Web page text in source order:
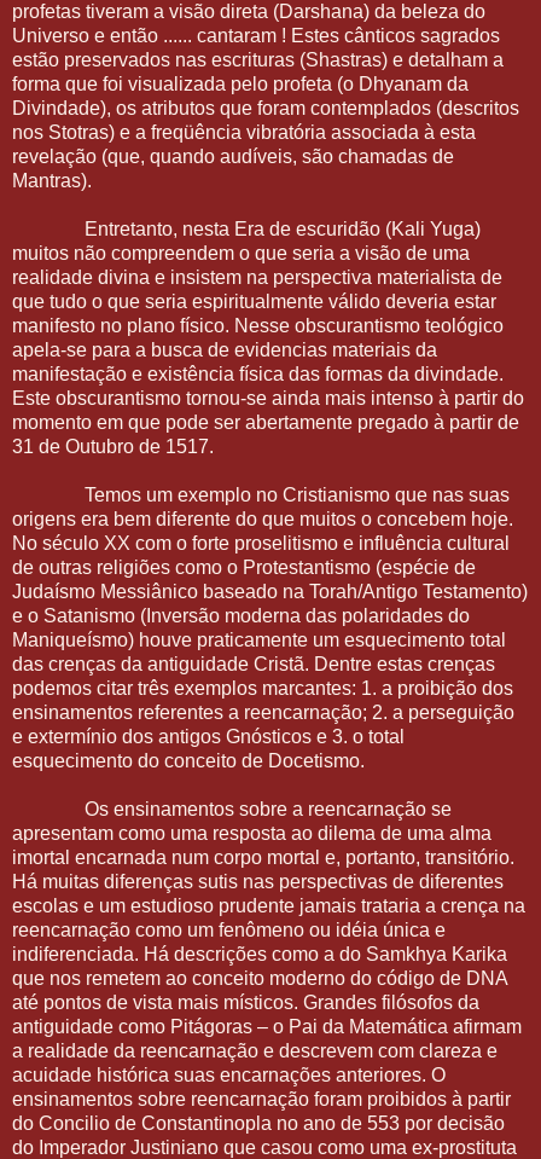
profetas tiveram a visão direta (Darshana) da beleza do
Universo e então ...... cantaram ! Estes cânticos sagrados
estão preservados nas escrituras (Shastras) e detalham a
forma que foi visualizada pelo profeta (o Dhyanam da
Divindade), os atributos que foram contemplados (descritos
nos Stotras) e a freqüência vibratória associada à esta
revelação (que, quando audíveis, são chamadas de
Mantras).
Entretanto, nesta Era de escuridão (Kali Yuga)
muitos não compreendem o que seria a visão de uma
realidade divina e insistem na perspectiva materialista de
que tudo o que seria espiritualmente válido deveria estar
manifesto no plano físico. Nesse obscurantismo teológico
apela-se para a busca de evidencias materiais da
manifestação e existência física das formas da divindade.
Este obscurantismo tornou-se ainda mais intenso à partir do
momento em que pode ser abertamente pregado à partir de
31 de Outubro de 1517.
Temos um exemplo no Cristianismo que nas suas
origens era bem diferente do que muitos o concebem hoje.
No século XX com o forte proselitismo e influência cultural
de outras religiões como o Protestantismo (espécie de
Judaísmo Messiânico baseado na Torah/Antigo Testamento)
e o Satanismo (Inversão moderna das polaridades do
Maniqueísmo) houve praticamente um esquecimento total
das crenças da antiguidade Cristã. Dentre estas crenças
podemos citar três exemplos marcantes: 1. a proibição dos
ensinamentos referentes a reencarnação; 2. a perseguição
e extermínio dos antigos Gnósticos e 3. o total
esquecimento do conceito de Docetismo.
Os ensinamentos sobre a reencarnação se
apresentam como uma resposta ao dilema de uma alma
imortal encarnada num corpo mortal e, portanto, transitório.
Há muitas diferenças sutis nas perspectivas de diferentes
escolas e um estudioso prudente jamais trataria a crença na
reencarnação como um fenômeno ou idéia única e
indiferenciada. Há descrições como a do Samkhya Karika
que nos remetem ao conceito moderno do código de DNA
até pontos de vista mais místicos. Grandes filósofos da
antiguidade como Pitágoras – o Pai da Matemática afirmam
a realidade da reencarnação e descrevem com clareza e
acuidade histórica suas encarnações anteriores. O
ensinamentos sobre reencarnação foram proibidos à partir
do Concilio de Constantinopla no ano de 553 por decisão
do Imperador Justiniano que casou como uma ex-prostituta